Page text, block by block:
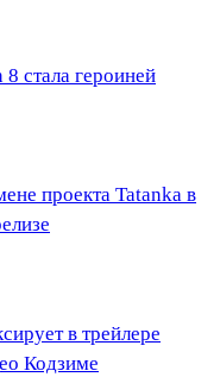
стала героиней
проекта Tatanka в
в трейлере
Кодзиме